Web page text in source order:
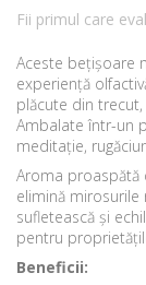
Fii primul care
Aceste bețișoare
experiență
plăcute din
Ambalate într-un
meditație,
Aroma proaspătă
elimină mirosurile
sufletească și
pentru
Beneficii: